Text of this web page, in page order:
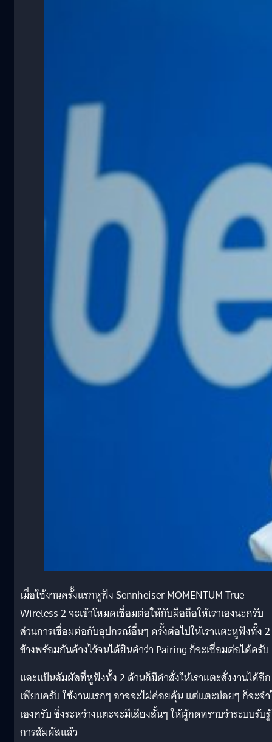
เมื่อใช้งานครั้งแรกหูฟัง Sennheiser MOMENTUM True
Wireless 2 จะเข้าโหมดเชื่อมต่อให้กับมือถือให้เราเองนะครับ
ส่วนการเชื่อมต่อกับอุปกรณ์อื่นๆ ครั้งต่อไปให้เราแตะหูฟังทั้ง 2
ข้างพร้อมกันค้างไว้จนได้ยินคำว่า Pairing ก็จะเชื่อมต่อได้ครับ
และแป้นสัมผัสที่หูฟังทั้ง 2 ด้านก็มีคำสั่งให้เราแตะสั่งงานได้อีก
เพียบครับ ใช้งานแรกๆ อาจจะไม่ค่อยคุ้น แต่แตะบ่อยๆ ก็จะจ
เองครับ ซึ่งระหว่างแตะจะมีเสียงสั้นๆ ให้ผู้กดทราบว่าระบบรับรู้
การสัมผัสแล้ว